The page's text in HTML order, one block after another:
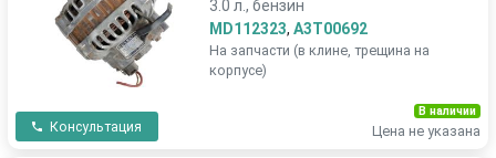
3.0 л., бензин
MD112323, A3T00692
На запчасти (в клине, трещина на
корпусе)
Консультация
В наличии
Цена не указана